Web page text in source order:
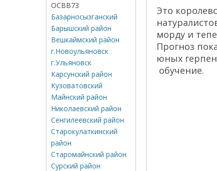
Это
морду и
Прогноз
юных
обучение.
ОСВВ73
Базарносызганский
Барышский район
Вешкаймский район
г.Новоульяновск
г.Ульяновск
Карсунский район
Кузоватовский
Майнский район
Николаевский район
Сенгилеевский район
Старокулаткинский
район
Старомайнский район
Сурский район